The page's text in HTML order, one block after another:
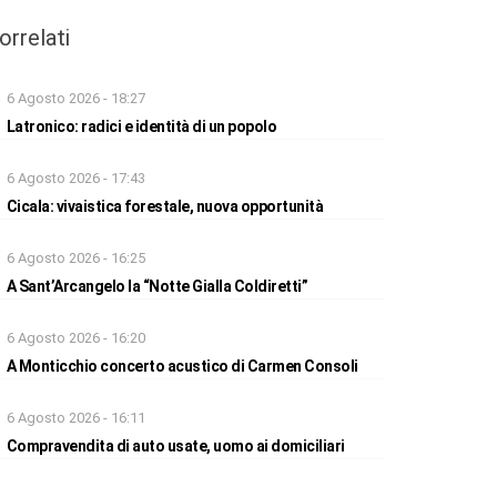
6 Agosto 2026 - 18:27
Latronico: radici e identità di un popolo
6 Agosto 2026 - 17:43
Cicala: vivaistica forestale, nuova opportunità
6 Agosto 2026 - 16:25
A Sant’Arcangelo la “Notte Gialla Coldiretti”
6 Agosto 2026 - 16:20
A Monticchio concerto acustico di Carmen Consoli
6 Agosto 2026 - 16:11
Compravendita di auto usate, uomo ai domiciliari